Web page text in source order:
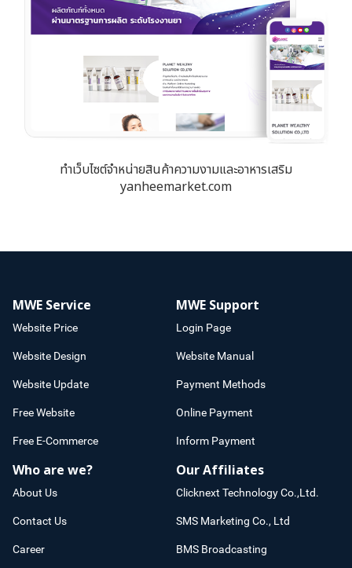
ทำเว็บไซต์จำหน่ายสินค้าความงามและอาหารเสริม
yanheemarket.com
MWE Service
Website Price
Website Design
Website Update
Free Website
Free E-Commerce
MWE Support
Login Page
Website Manual
Payment Methods
Online Payment
Inform Payment
Who are we?
About Us
Contact Us
Career
Our Affiliates
Clicknext Technology Co.,Ltd.
SMS Marketing Co., Ltd
BMS Broadcasting